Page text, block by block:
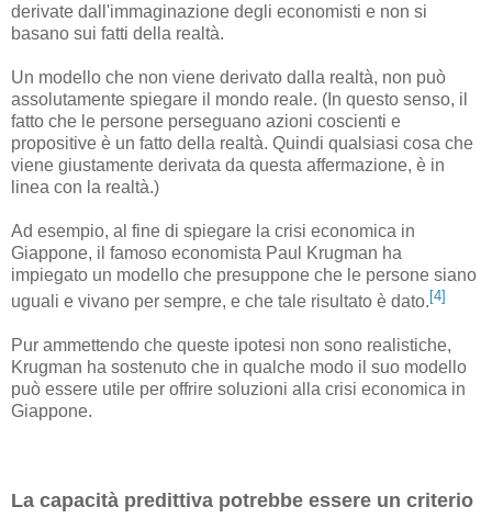
derivate ​​dall'immaginazione degli economisti e non si
basano sui fatti della realtà.
Un modello che non viene derivato dalla realtà, non può
assolutamente spiegare il mondo reale. (In questo senso, il
fatto che le persone perseguano azioni coscienti e
propositive è un fatto della realtà. Quindi qualsiasi cosa che
viene giustamente derivata da questa affermazione, è in
linea con la realtà.)
Ad esempio, al fine di spiegare la crisi economica in
Giappone, il famoso economista Paul Krugman ha
impiegato un modello che presuppone che le persone siano
uguali e vivano per sempre, e che tale risultato è dato. [4]
Pur ammettendo che queste ipotesi non sono realistiche,
Krugman ha sostenuto che in qualche modo il suo modello
può essere utile per offrire soluzioni alla crisi economica in
Giappone.
La capacità predittiva potrebbe essere un criterio